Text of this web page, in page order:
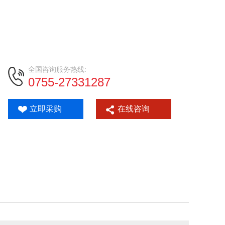
全国咨询服务热线:
0755-27331287
立即采购 在线咨询